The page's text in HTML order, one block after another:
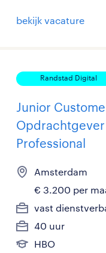
bekijk vacature
Randstad Digital
Junior
Opdrachtgever
Professional
Amsterdam
€ 3.200 per
vast
40 uur
HBO